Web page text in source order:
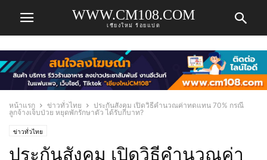
WWW.CM108.COM
เชียงใหม่ ร้อยแปด
หน้าแรก ข่าวทั่วไทย
ประกันสังคม เปิดวิธีคำนวณค่าทดแทน 70% กรณี
ลูกจ้างเจ็บป่วย หยุดพักรักษาตัว ได้รับกี่บาท?
ข่าวทั่วไทย
ประกันสังคม เปิดวิธีคำนวณค่า